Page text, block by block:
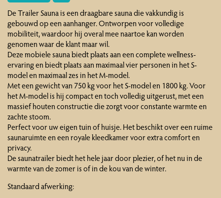
De Trailer Sauna is een draagbare sauna die vakkundig is
gebouwd op een aanhanger. Ontworpen voor volledige
mobiliteit, waardoor hij overal mee naartoe kan worden
genomen waar de klant maar wil.
Deze mobiele sauna biedt plaats aan een complete wellness-
ervaring en biedt plaats aan maximaal vier personen in het S-
model en maximaal zes in het M-model.
Met een gewicht van 750 kg voor het S-model en 1800 kg. Voor
het M-model is hij compact en toch volledig uitgerust, met een
massief houten constructie die zorgt voor constante warmte en
zachte stoom.
Perfect voor uw eigen tuin of huisje. Het beschikt over een ruime
saunaruimte en een royale kleedkamer voor extra comfort en
privacy.
De saunatrailer biedt het hele jaar door plezier, of het nu in de
warmte van de zomer is of in de kou van de winter.
Standaard afwerking: